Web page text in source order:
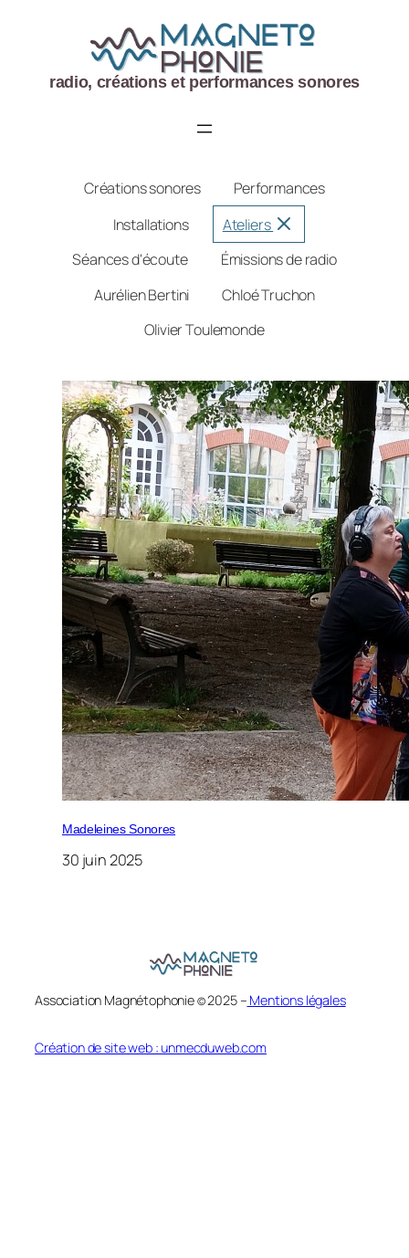
radio, créations et performances sonores
Créations sonores
Performances
Installations
Ateliers
Séances d'écoute
Émissions de radio
*
Aurélien Bertini
Chloé Truchon
Olivier Toulemonde
Madeleines Sonores
30 juin 2025
Association Magnétophonie©2025 – Mentions légales
Création de site web : unmecduweb.com